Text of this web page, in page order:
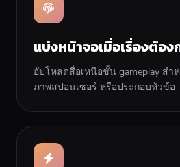
แบ่งหน้าจอเมื่อเรื่องต้อง
อัปโหลดสื่อเหนือชั้น gameplay สำ
ภาพสปอนเซอร์ หรือประกอบหัวข้อ